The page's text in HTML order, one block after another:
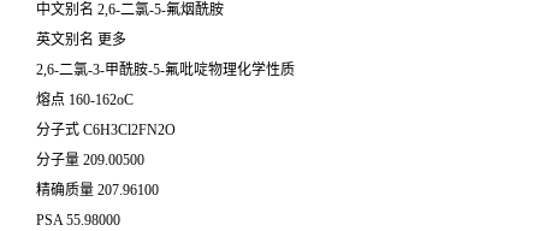
中文别名 2,6-二氯-5-氟烟酰胺
英文别名 更多
2,6-二氯-3-甲酰胺-5-氟吡啶物理化学性质
熔点 160-162oC
分子式 C6H3Cl2FN2O
分子量 209.00500
精确质量 207.96100
PSA 55.98000